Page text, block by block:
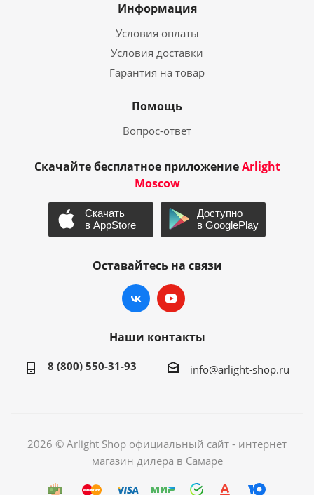
Информация
Условия оплаты
Условия доставки
Гарантия на товар
Помощь
Вопрос-ответ
Скачайте бесплатное приложениеArlight
Moscow
Оставайтесь на связи
Наши контакты
8 (800) 550-31-93 info@arlight-shop.ru
2026 © Arlight Shop официальный сайт - интернет
магазин дилера в Самаре